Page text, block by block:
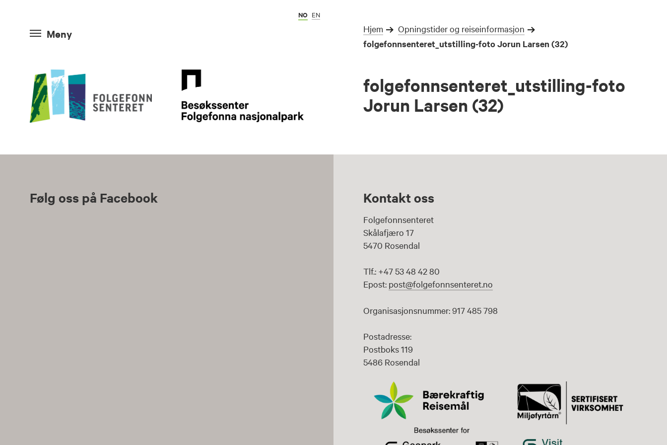
Meny
NO EN
Hjem Opningstider og reiseinformasjon
folgefonnsenteret_utstilling-foto Jorun Larsen (32)
folgefonnsenteret_utstilling-foto
Jorun Larsen (32)
Følg oss på Facebook Kontakt oss
Folgefonnsenteret
Skålafjæro 17
5470 Rosendal
Tlf.: +47 53 48 42 80
Epost: post@folgefonnsenteret.no
Organisasjonsnummer: 917 485 798
Postadresse:
Postboks 119
5486 Rosendal